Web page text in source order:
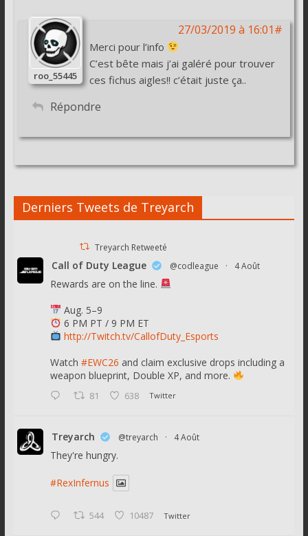
27/03/2019 à 16:01#
roo_55445
Merci pour l’info
C’est bête mais j’ai galéré pour trouver
ces fichus aigles!! c’était juste ça..
Répondre
Derniers Tweets de Treyarch
Treyarch Retweeté
Call of Duty League @codleague · 4 Août
Rewards are on the line.
Aug. 5–9
6 PM PT / 9 PM ET
http://Twitch.tv/CallofDuty_Esports
Watch #EWC26 and claim exclusive drops including a
weapon blueprint, Double XP, and more.
81 638 Twitter
Treyarch @treyarch · 4 Août
They're hungry.
#RexInfernus
544 10487 Twitter